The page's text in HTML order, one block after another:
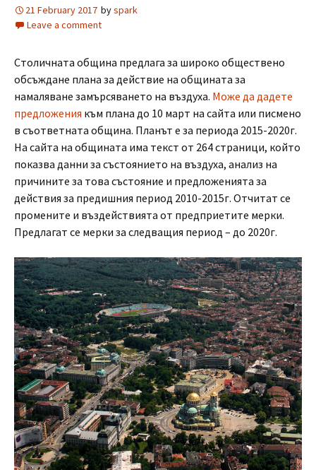
21 February 2017 byspark
Leave a comment
Столичната община предлага за широко обществено
обсъждане плана за действие на общината за
намаляване замърсяването на въздуха. Може да дадете
предложения към плана до 10 март на сайта или писмено
в съответната община. Планът е за периода 2015-2020г.
На сайта на общината има текст от 264 страници, който
показва данни за състоянието на въздуха, анализ на
причините за това състояние и предложенията за
действия за предишния период 2010-2015г. Отчитат се
промените и въздействията от предприетите мерки.
Предлагат се мерки за следващия период – до 2020г.